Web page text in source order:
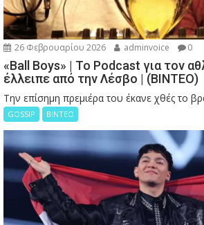
26 Φεβρουαρίου 2026 adminvoice 0
«Ball Boys» | Το Podcast για τον
έλλειπε από την Λέσβο | (ΒΙΝΤΕΟ)
Την επίσημη πρεμιέρα του έκανε χθές το
GOSSIP ΒΙΝΤΕΟ